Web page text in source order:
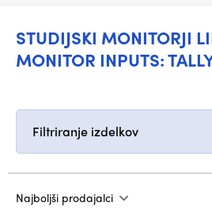
STUDIJSKI MONITORJI
MONITOR INPUTS:
Filtriranje izdelkov
Najboljši prodajalci